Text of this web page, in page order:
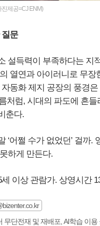
제공=CJ ENM)
문
설득력이 부족하다는 지
열연과 아이러니로 무장
동화 제지 공장의 풍경
처럼, 시대의 파도에 흔들
춘다.
‘어쩔 수가 없었던’ 걸까.
하게 만든다.
이상 관람가. 상영시간
단전재 및 재배포, AI학습 이용